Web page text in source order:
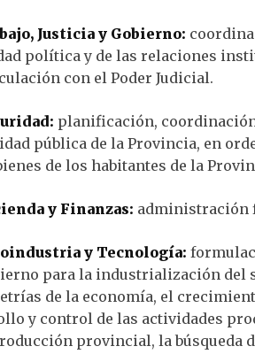
Justicia y Gobierno:
política y de las relaciones
con el Poder Judicial.
planificación,
pública de la Provincia, en
de los habitantes de la
y Finanzas: administración
y Tecnología:
para la industrialización
de la economía, el
y control de las actividades
provincial, la búsqueda